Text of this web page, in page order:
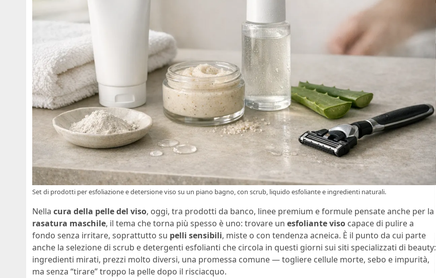
Set di prodotti per esfoliazione e detersione viso su un piano bagno, con scrub, liquido esfoliante e ingredienti naturali.
Nella cura della pelle del viso, oggi, tra prodotti da banco, linee premium e formule pensate anche per la
rasatura maschile, il tema che torna più spesso è uno: trovare un esfoliante viso capace di pulire a
fondo senza irritare, soprattutto su pelli sensibili, miste o con tendenza acneica. È il punto da cui parte
anche la selezione di scrub e detergenti esfolianti che circola in questi giorni sui siti specializzati di beauty:
ingredienti mirati, prezzi molto diversi, una promessa comune — togliere cellule morte, sebo e impurità,
ma senza “tirare” troppo la pelle dopo il risciacquo.